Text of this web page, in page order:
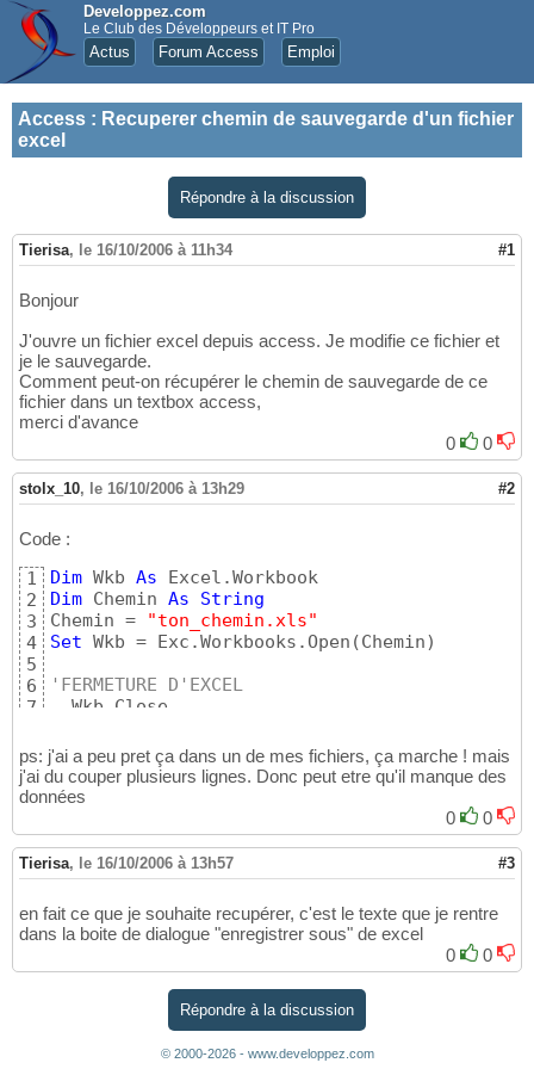
Developpez.com
Le Club des Développeurs et IT Pro
Actus Forum Access Emploi
Access : Recuperer chemin de sauvegarde d'un fichier
excel
Répondre à la discussion
Tierisa, le 16/10/2006 à 11h34 #1
Bonjour
J'ouvre un fichier excel depuis access. Je modifie ce fichier et
je le sauvegarde.
Comment peut-on récupérer le chemin de sauvegarde de ce
fichier dans un textbox access,
merci d'avance
0
0
stolx_10, le 16/10/2006 à 13h29 #2
Code :
1
2
3
4
5
6
7
Dim Wkb As
Dim Chemin As
String
Chemin =
"ton_chemin.xls"
Set Wkb = Exc.Workbooks.Open (Chemin)
'FERMETURE D'EXCEL
  Wkb.Close
ps: j'ai a peu pret ça dans un de mes fichiers, ça marche ! mais
j'ai du couper plusieurs lignes. Donc peut etre qu'il manque des
données
0
0
Tierisa, le 16/10/2006 à 13h57 #3
en fait ce que je souhaite recupérer, c'est le texte que je rentre
dans la boite de dialogue "enregistrer sous" de excel
0
0
Répondre à la discussion
© 2000-2026 - www.developpez.com